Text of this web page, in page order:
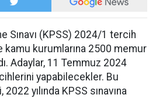
Sınavı (KPSS) 2024/1 tercih
kamu kurumlarına 2500 memur
Adaylar, 11 Temmuz 2024
yapabilecekler. Bu
yılında KPSS sınavına